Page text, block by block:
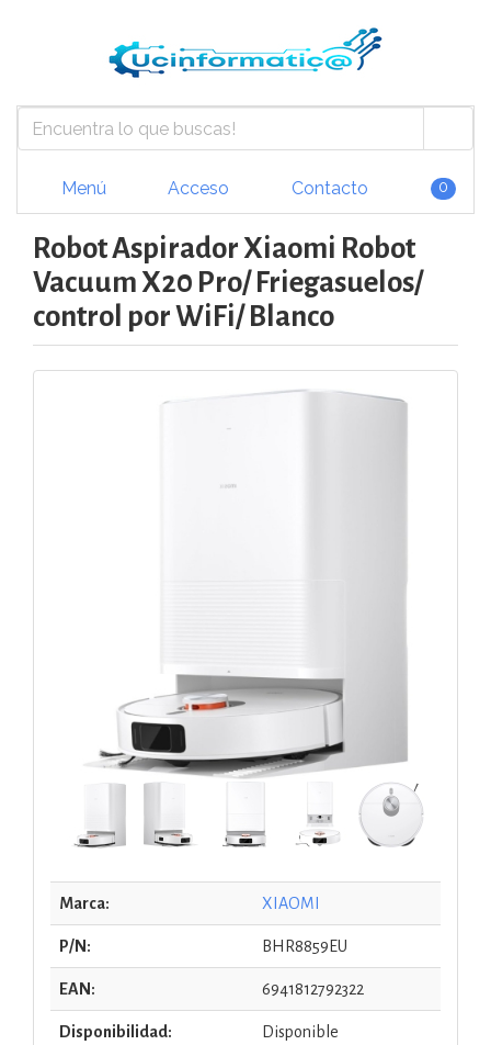
Menú Acceso Contacto 0
Robot Aspirador Xiaomi Robot
Vacuum X20 Pro/ Friegasuelos/
control por WiFi/ Blanco
Marca: XIAOMI
P/N: BHR8859EU
EAN: 6941812792322
Disponibilidad: Disponible